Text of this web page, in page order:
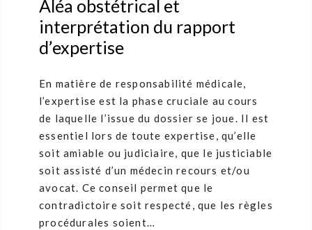
Aléa obstétrical et
interprétation du rapport
d’expertise
En matière de responsabilité médicale,
l’expertise est la phase cruciale au cours
de laquelle l’issue du dossier se joue. Il est
essentiel lors de toute expertise, qu’elle
soit amiable ou judiciaire, que le justiciable
soit assisté d’un médecin recours et/ou
avocat. Ce conseil permet que le
contradictoire soit respecté, que les règles
procédurales soient…